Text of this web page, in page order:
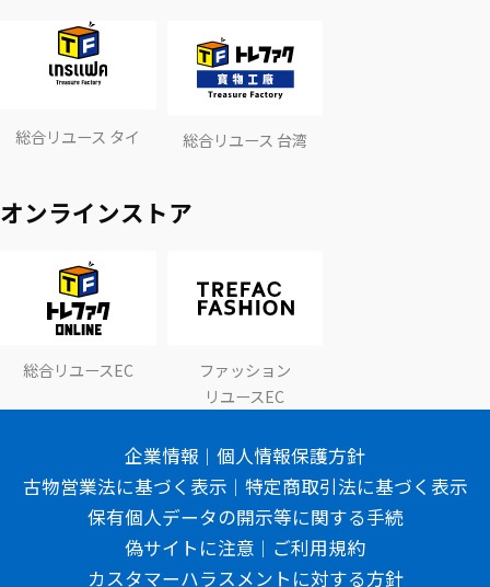
総合リユース タイ 総合リユース 台湾
オンラインストア
総合リユースEC
ファッション
リユースEC
企業情報
個人情報保護方針
古物営業法に基づく表示
特定商取引法に基づく表示
保有個人データの開示等に関する手続
偽サイトに注意
ご利用規約
カスタマーハラスメントに対する方針